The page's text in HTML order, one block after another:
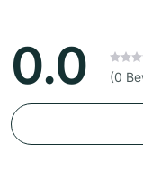
0.0 (0